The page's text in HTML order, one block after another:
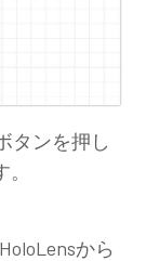
タンを押し
から